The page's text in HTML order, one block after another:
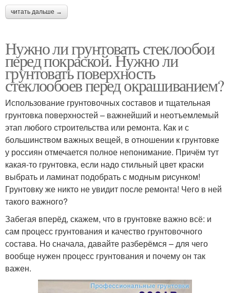
читать дальше →
Нужно ли грунтовать стеклообои
перед покраской. Нужно ли
грунтовать поверхность
стеклообоев перед окрашиванием?
Использование грунтовочных составов и тщательная
грунтовка поверхностей – важнейший и неотъемлемый
этап любого строительства или ремонта. Как и с
большинством важных вещей, в отношении к грунтовке
у россиян отмечается полное непонимание. Причём тут
какая-то грунтовка, если надо стильный цвет краски
выбрать и ламинат подобрать с модным рисунком!
Грунтовку же никто не увидит после ремонта! Чего в ней
такого важного?
Забегая вперёд, скажем, что в грунтовке важно всё: и
сам процесс грунтования и качество грунтовочного
состава. Но сначала, давайте разберёмся – для чего
вообще нужен процесс грунтования и почему он так
важен.